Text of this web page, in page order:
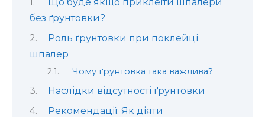
без ґрунтовки?
Роль ґрунтовки при поклейці
шпалер
Чому ґрунтовка така важлива?
Наслідки відсутності ґрунтовки
Рекомендації: Як діяти